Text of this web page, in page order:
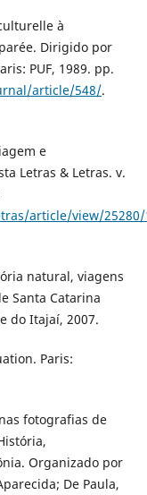
à
Dirigido por
PUF, 1989. pp.
article/548/.
e
Letras & Letras. v.
article/view/25280/
natural, viagens
Santa Catarina
do Itajaí, 2007.
Paris:
fotografias de
Organizado por
De Paula,